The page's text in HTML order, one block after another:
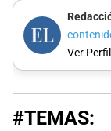
Ver Perfil
#TEMAS: